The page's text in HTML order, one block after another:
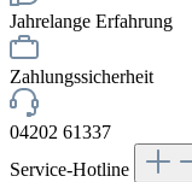
Jahrelange Erfahrung
Zahlungssicherheit
04202 61337
Service-Hotline